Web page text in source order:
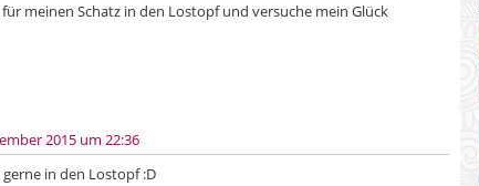
meinen Schatz in den Lostopf und versuche mein Glück
2015 um 22:36
in den Lostopf :D